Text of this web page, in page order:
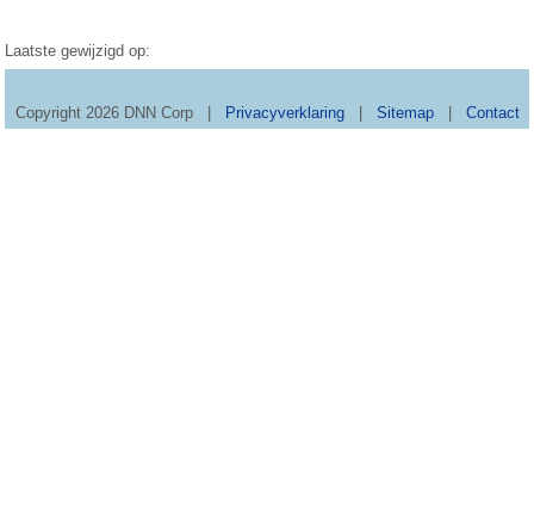
Laatste gewijzigd op:
Copyright 2026 DNN Corp| Privacyverklaring| Sitemap| Contact